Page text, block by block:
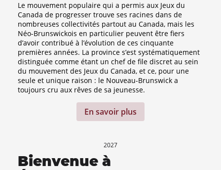
Le mouvement populaire qui a permis aux Jeux du
Canada de progresser trouve ses racines dans de
nombreuses collectivités partout au Canada, mais les
Néo-Brunswickois en particulier peuvent être fiers
d’avoir contribué à l’évolution de ces cinquante
premières années. La province s’est systématiquement
distinguée comme étant un chef de file discret au sein
du mouvement des Jeux du Canada, et ce, pour une
seule et unique raison : le Nouveau-Brunswick a
toujours cru aux rêves de sa jeunesse.
En savoir plus
2027
Bienvenue à